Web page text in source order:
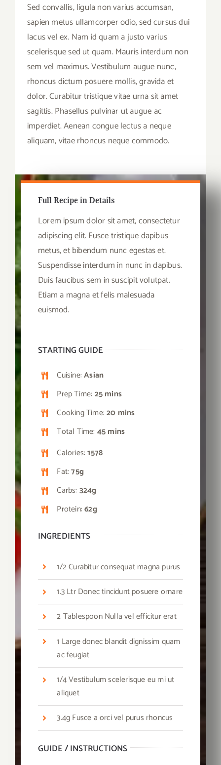
Sed convallis, ligula non varius accumsan,
sapien metus ullamcorper odio, sed cursus dui
lacus vel ex. Nam id quam a justo varius
scelerisque sed ut quam. Mauris interdum non
sem vel maximus. Vestibulum augue nunc,
rhoncus dictum posuere mollis, gravida et
dolor. Curabitur tristique vitae urna sit amet
sagittis. Phasellus pulvinar ut augue ac
imperdiet. Aenean congue lectus a neque
aliquam, vitae rhoncus neque commodo.
Full Recipe in Details
Lorem ipsum dolor sit amet, consectetur
adipiscing elit. Fusce tristique dapibus
metus, et bibendum nunc egestas et.
Suspendisse interdum in nunc in dapibus.
Duis faucibus sem in suscipit volutpat.
Etiam a magna et felis malesuada
euismod.
STARTING GUIDE
Cuisine:Asian
Prep Time: 25 mins
Cooking Time:20 mins
Total Time: 45 mins
Calories:1578
Fat:75g
Carbs: 324g
Protein:62g
INGREDIENTS
1/2 Curabitur consequat magna purus
1.3 Ltr Donec tincidunt posuere ornare
2 Tablespoon Nulla vel efficitur erat
1 Large donec blandit dignissim quam
ac feugiat
1/4 Vestibulum scelerisque eu mi ut
aliquet
3.4g Fusce a orci vel purus rhoncus
GUIDE / INSTRUCTIONS